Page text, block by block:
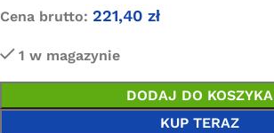
Cena brutto: 221,40 zł
1 w magazynie
DODAJ DO KOSZYKA
KUP TERAZ